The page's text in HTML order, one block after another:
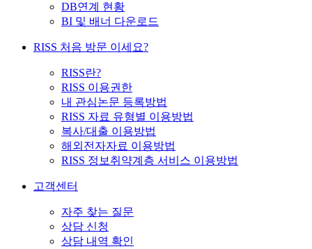
DB연계 현황
BI 및 배너 다운로드
RISS 처음 방문 이세요?
RISS란?
RISS 이용권한
내 관심논문 등록방법
RISS 자료 유형별 이용방법
복사/대출 이용방법
해외전자자료 이용방법
RISS 정보취약계층 서비스 이용방법
고객센터
자주 찾는 질문
상담 신청
상담 내역 확인